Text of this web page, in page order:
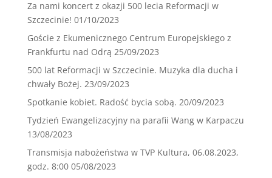
Za nami koncert z okazji 500 lecia Reformacji w
Szczecinie! 01/10/2023
Goście z Ekumenicznego Centrum Europejskiego z
Frankfurtu nad Odrą 25/09/2023
500 lat Reformacji w Szczecinie. Muzyka dla ducha i
chwały Bożej. 23/09/2023
Spotkanie kobiet. Radość bycia sobą. 20/09/2023
Tydzień Ewangelizacyjny na parafii Wang w Karpaczu
13/08/2023
Transmisja nabożeństwa w TVP Kultura, 06.08.2023,
godz. 8:00 05/08/2023